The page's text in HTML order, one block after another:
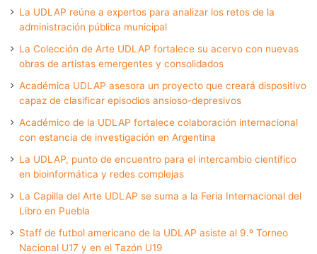
La UDLAP reúne a expertos para analizar los retos de la
administración pública municipal
La Colección de Arte UDLAP fortalece su acervo con nuevas
obras de artistas emergentes y consolidados
Académica UDLAP asesora un proyecto que creará dispositivo
capaz de clasificar episodios ansioso-depresivos
Académico de la UDLAP fortalece colaboración internacional
con estancia de investigación en Argentina
La UDLAP, punto de encuentro para el intercambio científico
en bioinformática y redes complejas
La Capilla del Arte UDLAP se suma a la Feria Internacional del
Libro en Puebla
Staff de futbol americano de la UDLAP asiste al 9.º Torneo
Nacional U17 y en el Tazón U19